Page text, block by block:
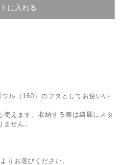
に入れる
ル（160）のフタとしてお使いい
えます。収納する際は綺麗にスタ
せん。
りお選びください。